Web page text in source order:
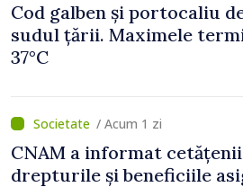
Cod galben și portocaliu
sudul țării. Maximele
37°C
/ Acum 1 zi
CNAM a informat
drepturile și beneficiile